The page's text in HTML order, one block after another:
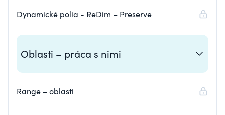
Dynamické polia - ReDim – Preserve
Oblasti – práca s nimi
Range – oblasti